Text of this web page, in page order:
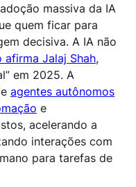
massiva da IA
quem ficar para
decisiva. A IA não
afirma Jalaj Shah,
em 2025. A
agentes autônomos
e
acelerando a
interações com
para tarefas de